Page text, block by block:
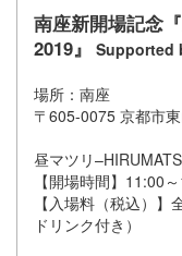
南座新開場記念
2019』
Supported
場所：南座
〒605-0075 京都市
昼マツリ
【開場時間】11:00
【入場料（税込）
ドリンク付き）